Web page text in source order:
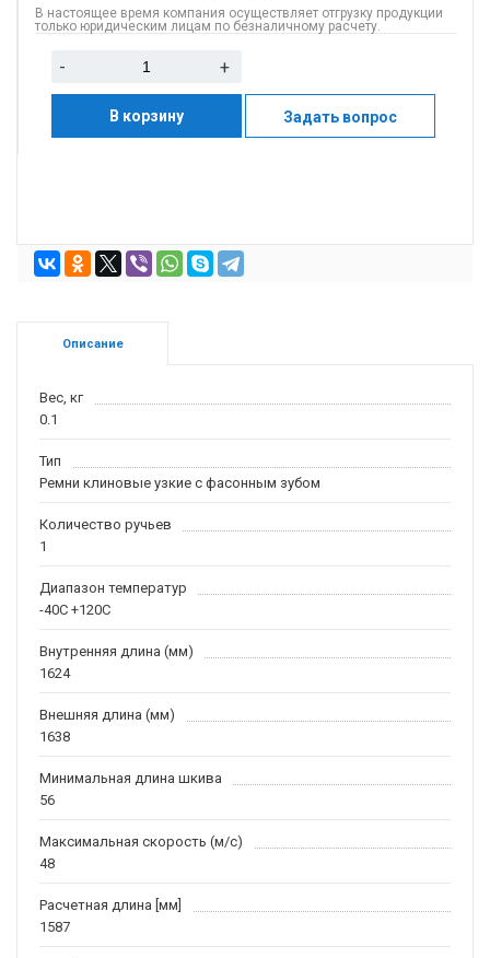
В настоящее время компания осуществляет отгрузку продукции
только юридическим лицам по безналичному расчету.
- +
В корзину Задать вопрос
Описание
Вес, кг
0.1
Тип
Ремни клиновые узкие с фасонным зубом
Количество ручьев
1
Диапазон температур
-40С +120С
Внутренняя длина (мм)
1624
Внешняя длина (мм)
1638
Минимальная длина шкива
56
Максимальная скорость (м/c)
48
Расчетная длина [мм]
1587